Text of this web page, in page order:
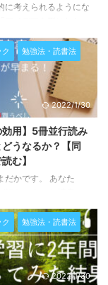
本”を読むこと。 これ
ります。
この記事
かること Kindle Pape
に考えられるようにな
んな“思考力”への欲求
いる今、誰でもすぐに
、しかも本質的な変化
があります。 それが
く」こと。 今回は、
践して実感した「紙に
が有益な思考トレーニ
理由を、5つにまとめ
ます。
を鍛えるために本当に
ください。 ◆ ...
勉強法・読書法
2022/1/30
効用】5冊並行読み
うなるか？【同
む】
だかです。 あなた
に「著者の思考を学べ
ものがあります。 こ
も同じ本を読むこと
思考を自分自身の取り
つながります。 つま
良く他者の人生を経験
勉強法・読書法
2022/1/30